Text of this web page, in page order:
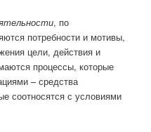
, по
потребности и мотивы,
цели, действия и
процессы, которые
– средства
соотносятся с условиями